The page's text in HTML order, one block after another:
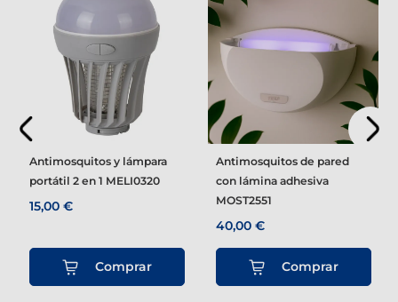
Antimosquitos y lámpara
portátil 2 en 1 MELI0320
15,00 €
Comprar
Antimosquitos de pared
con lámina adhesiva
MOST2551
40,00 €
Comprar